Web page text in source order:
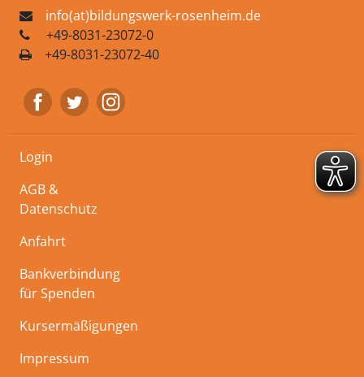
info(at)bildungswerk-rosenheim.de
+49-8031-23072-0
+49-8031-23072-40
Login
AGB &
Datenschutz
Anfahrt
Bankverbindung
für Spenden
Kursermäßigungen
Impressum